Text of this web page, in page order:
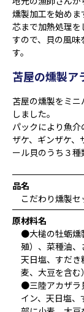
燻製加工を始めま
芯まで加熱処理
すので、貝の風味
す。
苫屋の燻製ア
苫屋の燻製をミ
しました。
パックにより魚
ザケ、ギンザケ
ール貝のうち３種
品名
こだわり燻製セ
原材料名
●大槌の牡蛎燻
殖）、菜種油、
天日塩、すだ
麦、大豆を含む）
●三陸アカザラ
イン、天日塩